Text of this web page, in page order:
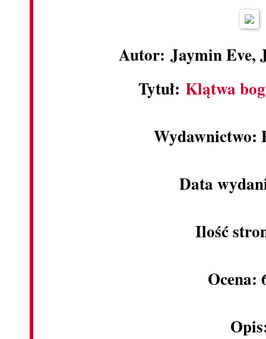
Autor: Jaymin Eve,
Tytuł:Klątwa
Wydawnictwo:
Data
Ilość
Ocena: